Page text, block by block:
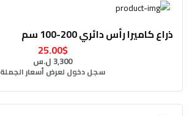
ذراع كاميرا رأس دائري 200-100 سم
25.00$
3,300 ل.س
سجل دخول لعرض أسعار الجملة